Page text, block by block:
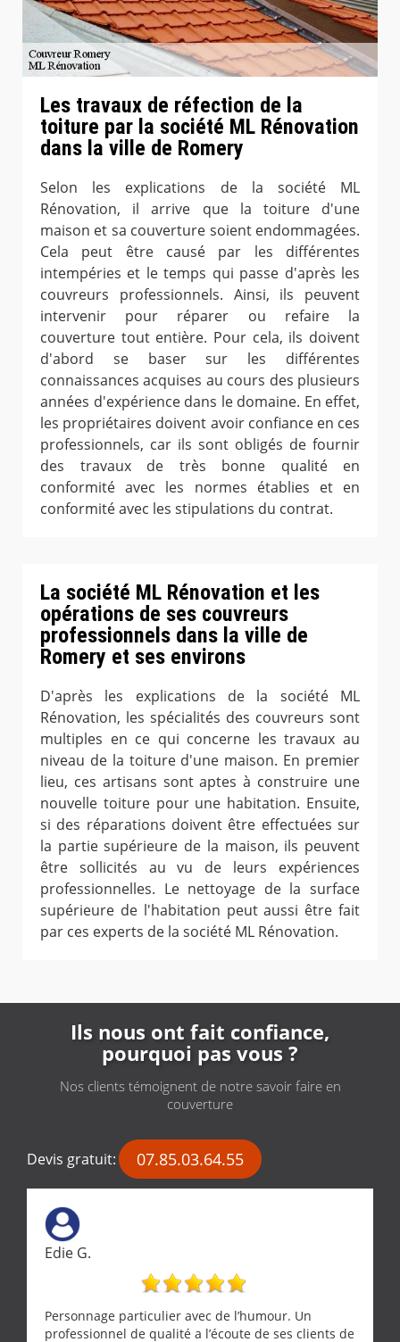
Les travaux de réfection de la
toiture par la société ML Rénovation
dans la ville de Romery
Selon les explications de la société ML
Rénovation, il arrive que la toiture d'une
maison et sa couverture soient endommagées.
Cela peut être causé par les différentes
intempéries et le temps qui passe d'après les
couvreurs professionnels. Ainsi, ils peuvent
intervenir pour réparer ou refaire la
couverture tout entière. Pour cela, ils doivent
d'abord se baser sur les différentes
connaissances acquises au cours des plusieurs
années d'expérience dans le domaine. En effet,
les propriétaires doivent avoir confiance en ces
professionnels, car ils sont obligés de fournir
des travaux de très bonne qualité en
conformité avec les normes établies et en
conformité avec les stipulations du contrat.
La société ML Rénovation et les
opérations de ses couvreurs
professionnels dans la ville de
Romery et ses environs
D'après les explications de la société ML
Rénovation, les spécialités des couvreurs sont
multiples en ce qui concerne les travaux au
niveau de la toiture d'une maison. En premier
lieu, ces artisans sont aptes à construire une
nouvelle toiture pour une habitation. Ensuite,
si des réparations doivent être effectuées sur
la partie supérieure de la maison, ils peuvent
être sollicités au vu de leurs expériences
professionnelles. Le nettoyage de la surface
supérieure de l'habitation peut aussi être fait
par ces experts de la société ML Rénovation.
Ils nous ont fait confiance,
pourquoi pas vous ?
Nos clients témoignent de notre savoir faire en
couverture
Devis gratuit: 07.85.03.64.55
Edie G.
Personnage particulier avec de l’humour. Un
professionnel de qualité a l’écoute de ses clients de